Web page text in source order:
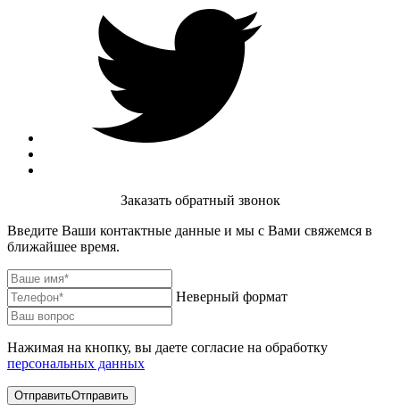
Заказать обратный звонок
Введите Ваши контактные данные и мы с Вами свяжемся в
ближайшее время.
Неверный формат
Нажимая на кнопку, вы даете согласие на обработку
персональных данных
ОтправитьОтправить